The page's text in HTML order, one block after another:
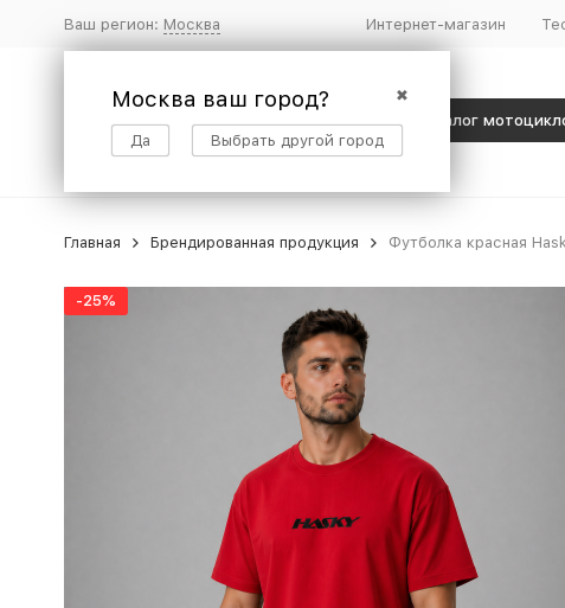
Ваш регион: Москва
✖
Москва ваш город?
Да Выбрать другой город
Интернет-магазин
Каталог
Главная Брендированная продукция Футболка красная
-25%